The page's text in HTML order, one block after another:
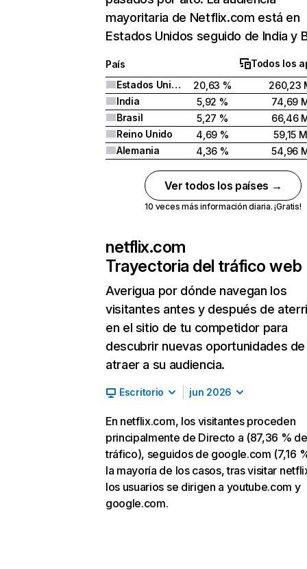
mayoritaria de Netflix.com está en
Estados Unidos seguido de India y
País
Todos los
Estados Unidos
20,63 %
260,23
India
5,92 %
74,69
Brasil
5,27 %
66,46
Reino Unido
4,69 %
59,15 M
Alemania
4,36 % 54,96
Ver todos los países →
10 veces más información diaria. ¡Gratis!
netflix.com
Trayectoria del tráfico web
Averigua por dónde navegan los
visitantes antes y después de
en el sitio de tu competidor para
descubrir nuevas oportunidades de
atraer a su audiencia.
Escritorio jun 2026
En netflix.com, los visitantes proceden
principalmente de Directo a (87,36 % de
tráfico), seguidos de google.com (7,16
la mayoría de los casos, tras visitar
los usuarios se dirigen a youtube.com y
google.com.